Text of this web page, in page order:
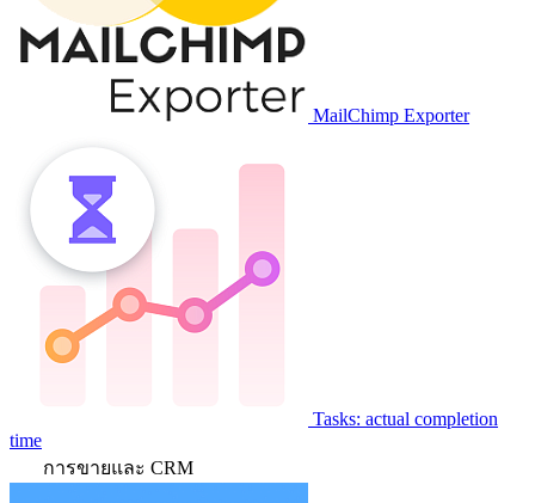
MailChimp Exporter
Tasks: actual completion
time
การขายและ CRM